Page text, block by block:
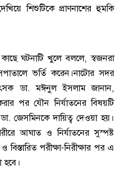
শিশুটিকে প্রাণনাশের হুমকি
ঘটনাটি খুলে বললে, স্বজনরা
ভর্তি করেন।নাটোর সদর
ডা. মঈনুল ইসলাম জানান,
পর যৌন নির্যাতনের বিষয়টি
জেসমিনকে দায়িত্ব দেওয়া হয়।
আঘাত ও নির্যাতনের সুস্পষ্ট
পরীক্ষা-নিরীক্ষার পর এ
হবে।